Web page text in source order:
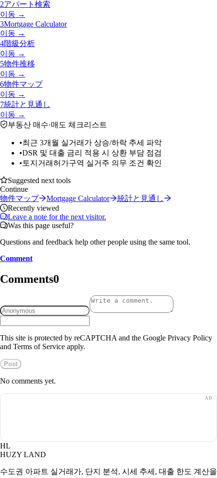
2アパート検索
이동 →
3Mortgage Calculator
이동 →
4階級分析
이동 →
5物件推移
이동 →
6物件マップ
이동 →
7統計と見通し
이동 →
부동산 매수·매도 체크리스트
•최근 3개월 실거래가 상승/하락 추세 파악
•DSR 및 대출 금리 적용 시 상환 부담 점검
• 토지거래허가구역 실거주 의무 조건 확인
Suggested next tools
Continue
物件マップ
Mortgage Calculator
統計と見通し
Recently viewed
Leave a note for the next visitor.
Was this page useful?
Questions and feedback help other people using the same tool.
Comment
Comments0
This site is protected by reCAPTCHA and the Google Privacy Policy
and Terms of Service apply.
Post
No comments yet.
HL
HUZY LAND
수도권 아파트 실거래가, 단지 분석, 시세 추세, 대출 한도 계산을